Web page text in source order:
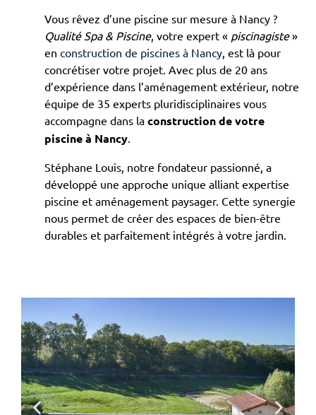
Vous rêvez d’une piscine sur mesure à Nancy ?
Qualité Spa & Piscine, votre expert « piscinagiste»
en construction de piscines à Nancy, est là pour
concrétiser votre projet. Avec plus de 20 ans
d’expérience dans l’aménagement extérieur, notre
équipe de 35 experts pluridisciplinaires vous
accompagne dans la construction de votre
piscine à Nancy.
Stéphane Louis, notre fondateur passionné, a
développé une approche unique alliant expertise
piscine et aménagement paysager. Cette synergie
nous permet de créer des espaces de bien-être
durables et parfaitement intégrés à votre jardin.